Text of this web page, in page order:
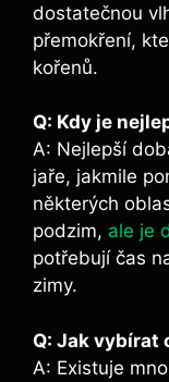
dostatečnou
přemokření,
kořenů.
Q: Kdy je
A: Nejlepší
jaře, jakmile
některých
podzim, ale je
potřebují čas
zimy.
Q: Jak vybírat
A: Existuje